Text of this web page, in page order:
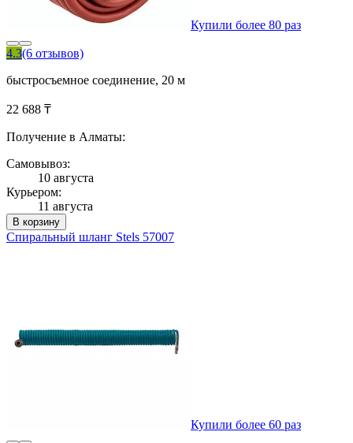
Купили более 80 раз
4.3(6 отзывов)
быстросъемное соединение, 20 м
22 688 ₸
Получение в Алматы:
Самовывоз:
10 августа
Курьером:
11 августа
В корзину
Спиральный шланг Stels 57007
Купили более 60 раз